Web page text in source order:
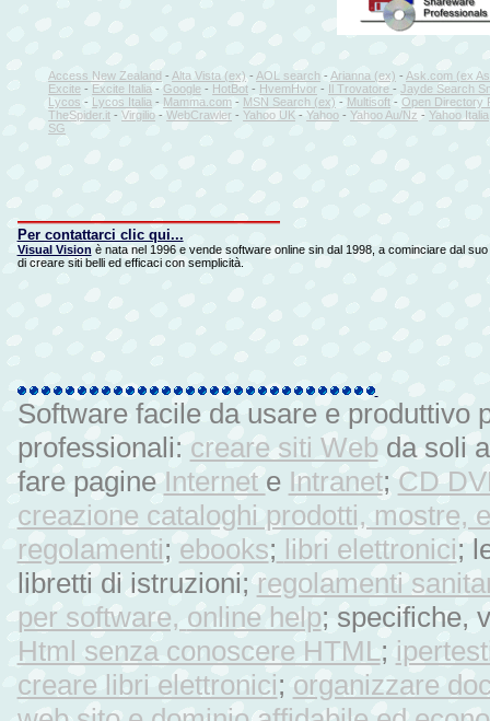
Access New Zealand - Alta Vista (ex)- AOL search - Arianna (ex) - Ask.com (ex
Excite - Excite Italia-Google - HotBot - HvemHvor - Il Trovatore -Jayde Search
Lycos - Lycos Italia - Mamma.com - MSN Search (ex) - Multisoft - Open Directory
TheSpider.it -Virgilio -WebCrawler - Yahoo UK -Yahoo - Yahoo Au/Nz - Yahoo Italia
SG
Per contattarci clic qui...
Visual Vision è nata nel 1996 e vende software online sin dal 1998, a cominciare dal
di creare siti belli ed efficaci con semplicità.
Software facile da usare e produttivo
professionali: creare siti Webda soli
fare pagineInternete Intranet;CD
creazione cataloghi prodotti, mostre,
regolamenti; ebooks; libri elettronici;
libretti di istruzioni;regolamenti
per software, online help; specifiche,
Html senza conoscere HTML;
creare libri elettronici; organizzare